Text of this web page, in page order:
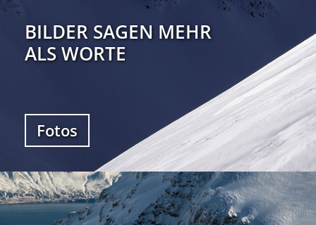
BILDER SAGEN MEHR
ALS WORTE
Fotos